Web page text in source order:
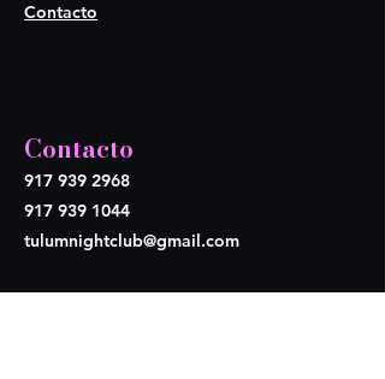
Contacto
Contacto
917 939 2968
917 939 1044
tulumnightclub@gmail.com